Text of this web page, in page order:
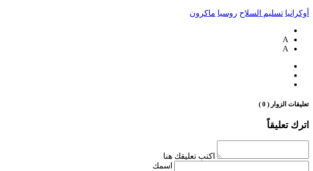
أوكرانيا تسليم السلاح روسيا ماكرون
A
A
تعليقات الزوار ( 0 )
اترك تعليقاً
اكتب تعليقك هنا
اسمك